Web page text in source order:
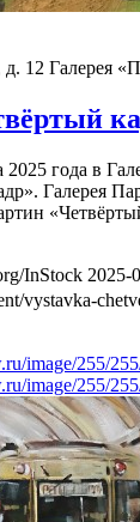
12 Галерея
года в
Галерея
InStock 2025-
vystavka-
image/255/
image/255/